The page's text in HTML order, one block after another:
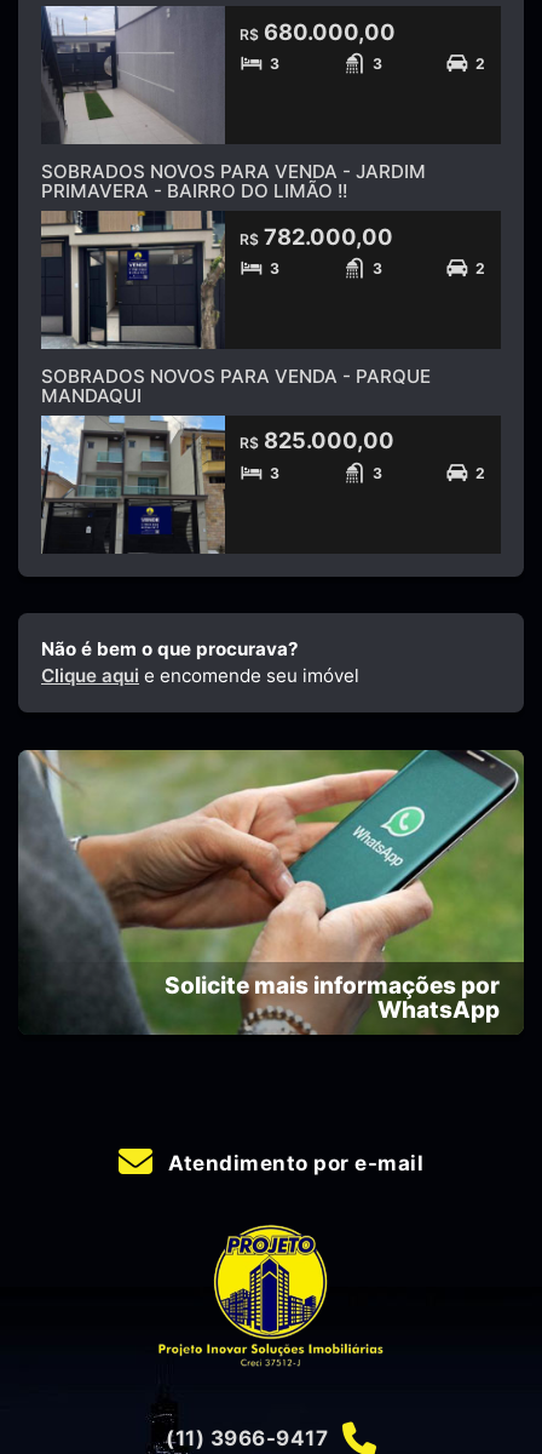
R$ 680.000,00
3 3 2
SOBRADOS NOVOS PARA VENDA - JARDIM
PRIMAVERA - BAIRRO DO LIMÃO !!
R$ 782.000,00
3 3 2
SOBRADOS NOVOS PARA VENDA - PARQUE
MANDAQUI
R$ 825.000,00
3 3 2
Não é bem o que procurava?
Clique aqui e encomende seu imóvel
Solicite mais informações por
WhatsApp
Atendimento por e-mail
(11) 3966-9417